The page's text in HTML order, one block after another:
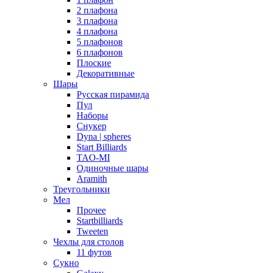
2 плафона
3 плафона
4 плафона
5 плафонов
6 плафонов
Плоские
Декоративные
Шары
Русская пирамида
Пул
Наборы
Снукер
Dyna | spheres
Start Billiards
TAO-MI
Одиночные шары
Aramith
Треугольники
Мел
Прочее
Startbilliards
Tweeten
Чехлы для столов
11 футов
Сукно